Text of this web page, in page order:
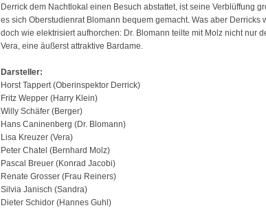
Derrick dem Nachtlokal einen Besuch abstattet, ist seine Verblüffung
es sich Oberstudienrat Blomann bequem gemacht. Was aber
doch wie elektrisiert aufhorchen: Dr. Blomann teilte mit Molz nicht nur
Vera, eine äußerst attraktive Bardame.
Darsteller:
Horst Tappert (Oberinspektor Derrick)
Fritz Wepper (Harry Klein)
Willy Schäfer (Berger)
Hans Caninenberg (Dr. Blomann)
Lisa Kreuzer (Vera)
Peter Chatel (Bernhard Molz)
Pascal Breuer (Konrad Jacobi)
Renate Grosser (Frau Reiners)
Silvia Janisch (Sandra)
Dieter Schidor (Hannes Guhl)